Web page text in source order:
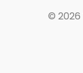
© 2026